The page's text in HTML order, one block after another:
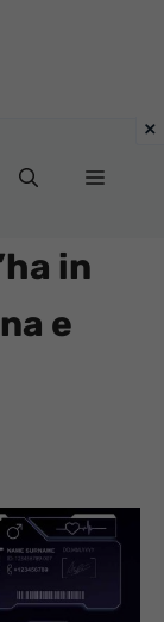
Menu
in
e